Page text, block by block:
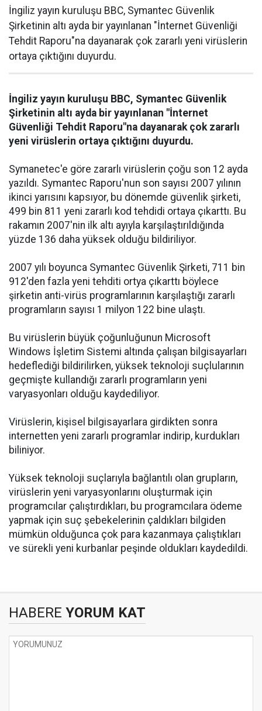
İngiliz yayın kuruluşu BBC, Symantec Güvenlik
Şirketinin altı ayda bir yayınlanan "İnternet Güvenliği
Tehdit Raporu"na dayanarak çok zararlı yeni virüslerin
ortaya çıktığını duyurdu.
İngiliz yayın kuruluşu BBC, Symantec Güvenlik
Şirketinin altı ayda bir yayınlanan "İnternet
Güvenliği Tehdit Raporu"na dayanarak çok zararlı
yeni virüslerin ortaya çıktığını duyurdu.
Symanetec'e göre zararlı virüslerin çoğu son 12 ayda
yazıldı. Symantec Raporu'nun son sayısı 2007 yılının
ikinci yarısını kapsıyor, bu dönemde güvenlik şirketi,
499 bin 811 yeni zararlı kod tehdidi ortaya çıkarttı. Bu
rakamın 2007'nin ilk altı ayıyla karşılaştırıldığında
yüzde 136 daha yüksek olduğu bildiriliyor.
2007 yılı boyunca Symantec Güvenlik Şirketi, 711 bin
912'den fazla yeni tehditi ortya çıkarttı böylece
şirketin anti-virüs programlarının karşılaştığı zararlı
programların sayısı 1 milyon 122 bine ulaştı.
Bu virüslerin büyük çoğunluğunun Microsoft
Windows İşletim Sistemi altında çalışan bilgisayarları
hedeflediği bildirilirken, yüksek teknoloji suçlularının
geçmişte kullandığı zararlı programların yeni
varyasyonları olduğu kaydediliyor.
Virüslerin, kişisel bilgisayarlara girdikten sonra
internetten yeni zararlı programlar indirip, kurdukları
biliniyor.
Yüksek teknoloji suçlarıyla bağlantılı olan grupların,
virüslerin yeni varyasyonlarını oluşturmak için
programcılar çalıştırdıkları, bu programcılara ödeme
yapmak için suç şebekelerinin çaldıkları bilgiden
mümkün olduğunca çok para kazanmaya çalıştıkları
ve sürekli yeni kurbanlar peşinde oldukları kaydedildi.
HABERE YORUM KAT